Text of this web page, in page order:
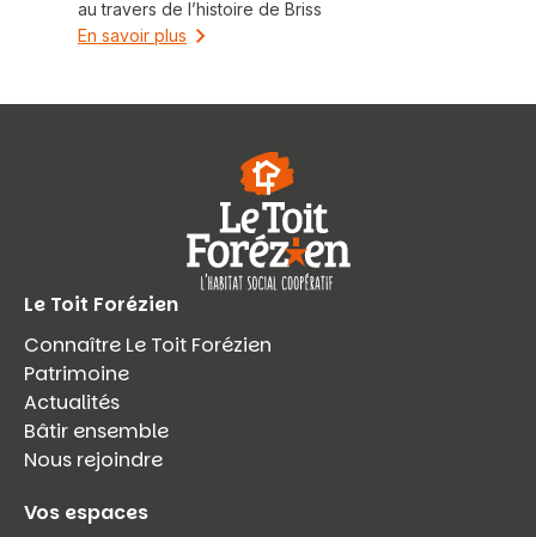
au travers de l’histoire de Briss
En savoir plus
Le Toit Forézien
Connaître Le Toit Forézien
Patrimoine
Actualités
Bâtir ensemble
Nous rejoindre
Vos espaces